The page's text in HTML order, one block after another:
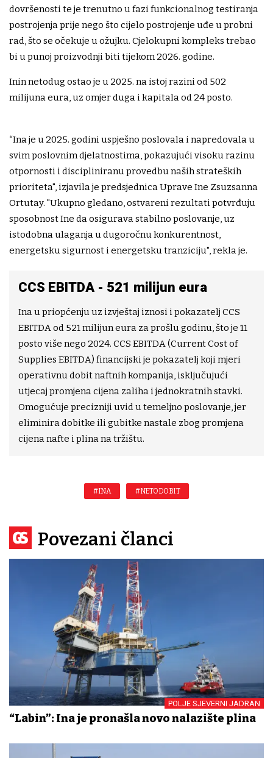
dovršenosti te je trenutno u fazi funkcionalnog testiranja
postrojenja prije nego što cijelo postrojenje uđe u probni
rad, što se očekuje u ožujku. Cjelokupni kompleks trebao
bi u punoj proizvodnji biti tijekom 2026. godine.
Inin netodug ostao je u 2025. na istoj razini od 502
milijuna eura, uz omjer duga i kapitala od 24 posto.
“Ina je u 2025. godini uspješno poslovala i napredovala u
svim poslovnim djelatnostima, pokazujući visoku razinu
otpornosti i discipliniranu provedbu naših strateških
prioriteta", izjavila je predsjednica Uprave Ine Zsuzsanna
Ortutay. "Ukupno gledano, ostvareni rezultati potvrđuju
sposobnost Ine da osigurava stabilno poslovanje, uz
istodobna ulaganja u dugoročnu konkurentnost,
energetsku sigurnost i energetsku tranziciju", rekla je.
CCS EBITDA - 521 milijun eura
Ina u priopćenju uz izvještaj iznosi i pokazatelj CCS
EBITDA od 521 milijun eura za prošlu godinu, što je 11
posto više nego 2024. CCS EBITDA (Current Cost of
Supplies EBITDA) financijski je pokazatelj koji mjeri
operativnu dobit naftnih kompanija, isključujući
utjecaj promjena cijena zaliha i jednokratnih stavki.
Omogućuje precizniji uvid u temeljno poslovanje, jer
eliminira dobitke ili gubitke nastale zbog promjena
cijena nafte i plina na tržištu.
#INA #NETODOBIT
Povezani članci
POLJE SJEVERNI JADRAN
“Labin”: Ina je pronašla novo nalazište plina